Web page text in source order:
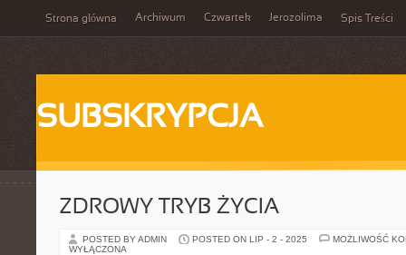
Strona główna Archiwum Czwartek Jerozolima Spis Treści
SUBSKRYPCJA
ZDROWY TRYB ŻYCIA
POSTED BY ADMIN POSTED ON LIP - 2 - 2025
MOŻLIWOŚĆ
WYŁĄCZONA